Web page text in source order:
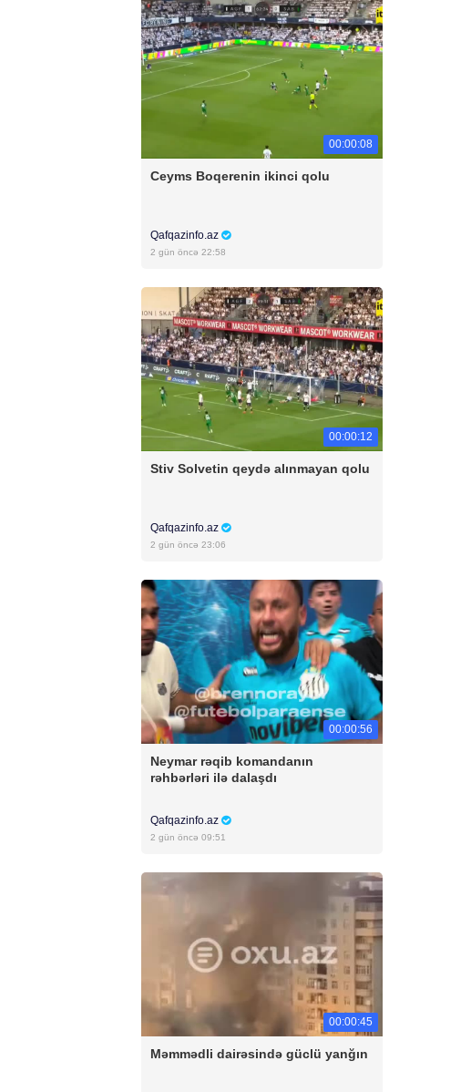
00:00:08
Ceyms Boqerenin ikinci qolu
Qafqazinfo.az
2 gün öncə 22:58
00:00:12
Stiv Solvetin qeydə alınmayan qolu
Qafqazinfo.az
2 gün öncə 23:06
00:00:56
Neymar rəqib komandanın
rəhbərləri ilə dalaşdı
Qafqazinfo.az
2 gün öncə 09:51
00:00:45
Məmmədli dairəsində güclü yanğın